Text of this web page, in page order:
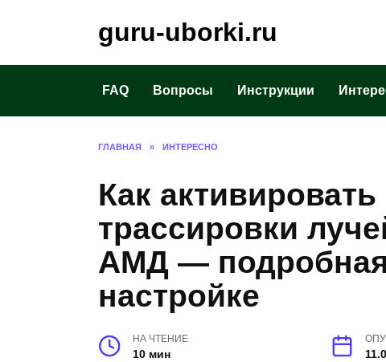
guru-uborki.ru
FAQ Вопросы Инструкции
ГЛАВНАЯ » ИНТЕРЕСНО
Как
трассировки
АМД — подробная
настройке
НА ЧТЕНИЕ
10 мин